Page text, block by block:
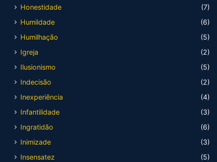
Honestidade
(7)
Humildade
(6)
Humilhação
(5)
Igreja
(2)
Ilusionismo
(5)
Indecisão
(2)
Inexperiência
(4)
Infantilidade
(3)
Ingratidão
(6)
Inimizade
(3)
Insensatez
(5)